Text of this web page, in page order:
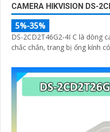
CAMERA HIKVISION DS-
5%-35%
DS-2CD2T46G2-4I C là dòng
chắc chắn, trang bị ống kính